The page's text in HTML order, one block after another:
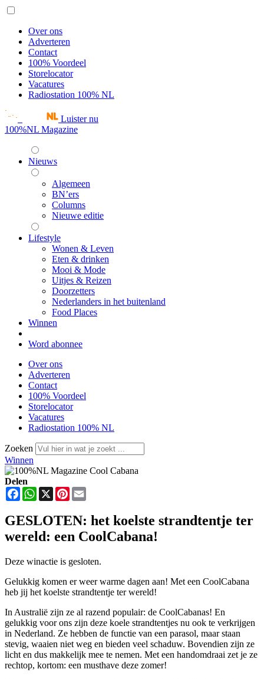
Over ons
Adverteren
Contact
100% Voordeel
Storelocator
Vacatures
Radiostation 100% NL
Luister nu
100%NL Magazine
Nieuws
Algemeen
BN’ers
Columns
Nieuwe editie
Lifestyle
Wonen & Leven
Eten & drinken
Mooi & Mode
Uitjes & Reizen
Doorzetters
Nederlanders in het buitenland
Food Places
Winnen
Word abonnee
Over ons
Adverteren
Contact
100% Voordeel
Storelocator
Vacatures
Radiostation 100% NL
Zoeken
Winnen
Delen
FacebookWhatsApp
X Pinterest
GESLOTEN: het koelste strandtentje ter
wereld: een CoolCabana!
Deze winactie is gesloten.
Gelukkig komen er weer warme dagen aan! Met een CoolCabana
heb jij het koelste strandtentje ter wereld!
In Australië zijn ze al razend populair: de CoolCabanas! En
gelukkig voor ons zijn deze koele strandtentjes nu ook te verkrijgen
in Nederland. Ze hebben de functie van een parasol, maar staan
stevig, waaien niet weg en bieden veel schaduw. Bovendien zijn ze
licht en dus makkelijk mee te nemen. Met een handomdraai zet je ze
rechtop, kortom: een musthave deze zomer!